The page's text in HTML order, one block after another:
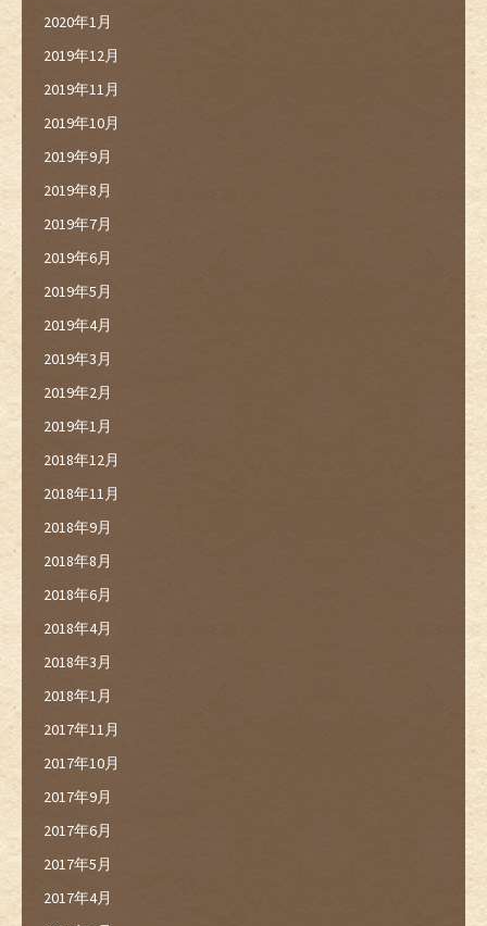
2020年1月
2019年12月
2019年11月
2019年10月
2019年9月
2019年8月
2019年7月
2019年6月
2019年5月
2019年4月
2019年3月
2019年2月
2019年1月
2018年12月
2018年11月
2018年9月
2018年8月
2018年6月
2018年4月
2018年3月
2018年1月
2017年11月
2017年10月
2017年9月
2017年6月
2017年5月
2017年4月